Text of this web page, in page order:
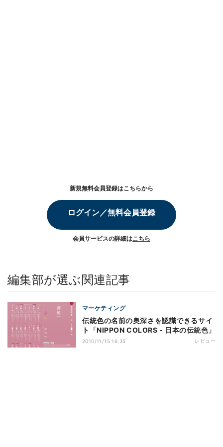
新規無料会員登録はこちらから
ログイン／無料会員登録
会員サービスの詳細はこちら
編集部が選ぶ関連記事
マーケティング
伝統色の名前の奥深さを認識できるサイ
ト「NIPPON COLORS - 日本の伝統色」
2010/11/15 16:35 レビュー